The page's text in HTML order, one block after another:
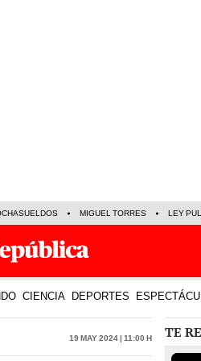
MIGUEL TORRES LEY
CIENCIA DEPORTES
19 May 2024 | 11:00 h TE